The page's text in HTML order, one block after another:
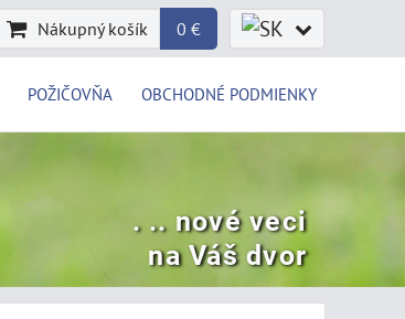
Nákupný košík 0 €
POŽIČOVŇA OBCHODNÉ PODMIENKY
. .. nové veci
na Váš dvor